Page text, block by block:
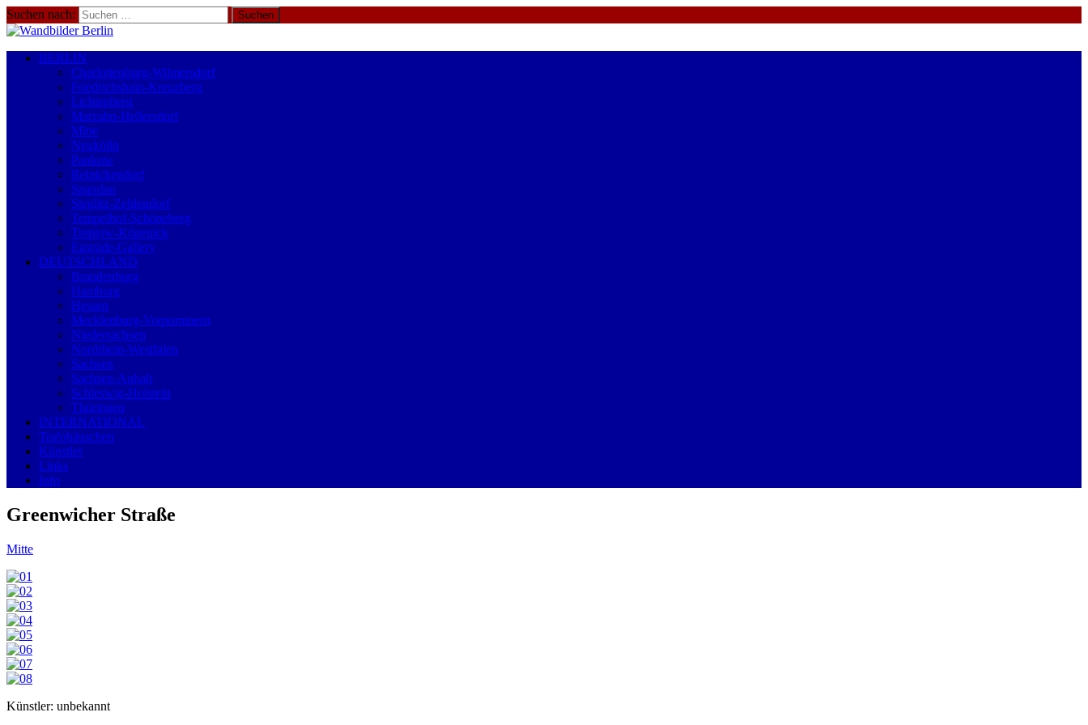
Suchen nach:
BERLIN
Charlottenburg-Wilmersdorf
Friedrichshain-Kreuzberg
Lichtenberg
Marzahn-Hellersdorf
Mitte
Neukölln
Pankow
Reinickendorf
Spandau
Steglitz-Zehlendorf
Tempelhof-Schöneberg
Treptow-Köpenick
Eastside-Gallery
DEUTSCHLAND
Brandenburg
Hamburg
Hessen
Mecklenburg-Vorpommern
Niedersachsen
Nordrhein-Westfalen
Sachsen
Sachsen-Anhalt
Schleswig-Holstein
Thüringen
INTERNATIONAL
Trafohäuschen
Künstler
Links
Info
Greenwicher Straße
Mitte
Künstler: unbekannt